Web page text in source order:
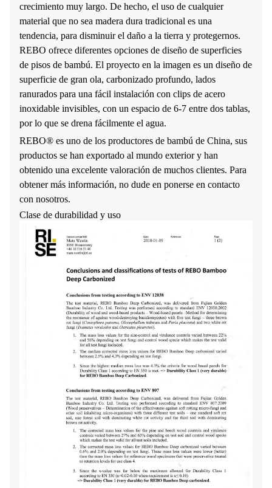
crecimiento muy largo. De hecho, el uso de cualquier
material que no sea madera dura tradicional es una
tendencia, para disminuir el daño a la tierra y protegernos.
REBO ofrece diferentes opciones de diseño de superficies
de pisos de bambú. El proyecto en la imagen es un diseño de
superficie de gran ola, carbonizado profundo, lados
ranurados para una fácil instalación con clips de acero
inoxidable invisibles, con un espacio de 6-7 entre dos tablas,
por lo que se drena fácilmente el agua.
REBO® es uno de los productores de bambú de China, sus
productos se han exportado al mundo exterior y han
obtenido una excelente valoración de muchos clientes. Para
obtener más información, no dude en ponerse en contacto
con nosotros.
Clase de durabilidad y uso